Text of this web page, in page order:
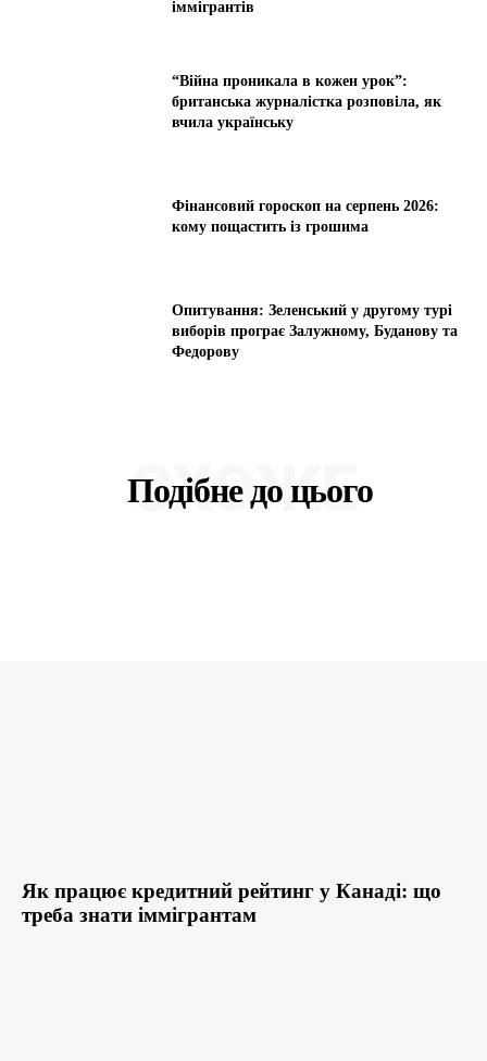
іммігрантів
“Війна проникала в кожен урок”:
британська журналістка розповіла, як
вчила українську
Фінансовий гороскоп на серпень 2026:
кому пощастить із грошима
Опитування: Зеленський у другому турі
виборів програє Залужному, Буданову та
Федорову
Подібне до цього
СХОЖЕ
Як працює кредитний рейтинг у Канаді: що
треба знати іммігрантам